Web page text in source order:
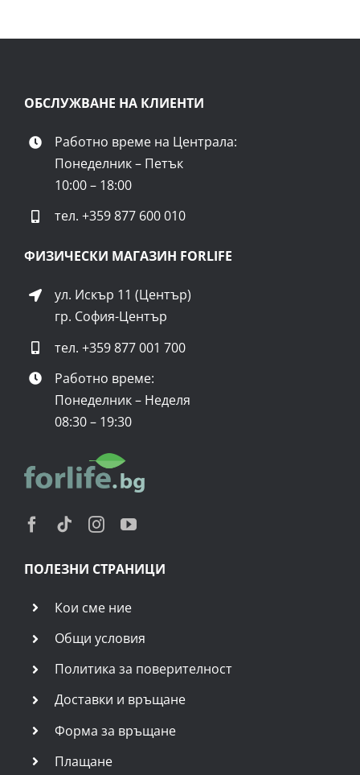
ОБСЛУЖВАНЕ НА КЛИЕНТИ
Работно време на Централа:
Понеделник – Петък
10:00 – 18:00
тел.+359 877 600 010
ФИЗИЧЕСКИ МАГАЗИН FORLIFE
ул. Искър 11 (Център)
гр. София-Център
тел.+359 877 001 700
Работно време:
Понеделник – Неделя
08:30 – 19:30
ПОЛЕЗНИ СТРАНИЦИ
Кои сме ние
Общи условия
Политика за поверителност
Доставки и връщане
Форма за връщане
Плащане